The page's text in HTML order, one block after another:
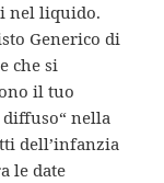
nel liquido.
Generico di
che si
il tuo
diffuso“ nella
dell’infanzia
le date